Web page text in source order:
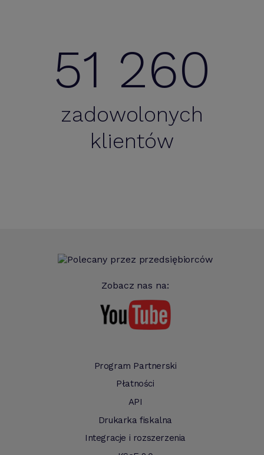
51 260
zadowolonych
klientów
Zobacz nas na:
Program Partnerski
Płatności
API
Drukarka fiskalna
Integracje i rozszerzenia